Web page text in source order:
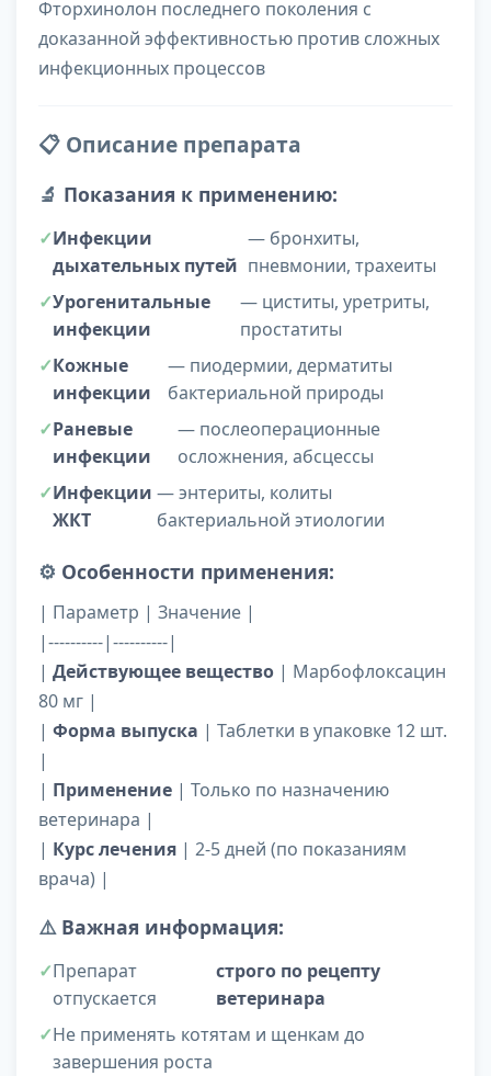
Фторхинолон последнего поколения с
доказанной эффективностью против сложных
инфекционных процессов
📋 Описание препарата
🔬 Показания к применению:
Инфекции
дыхательных путей
— бронхиты,
пневмонии, трахеиты
Урогенитальные
инфекции
— циститы, уретриты,
простатиты
Кожные
инфекции
— пиодермии, дерматиты
бактериальной природы
Раневые
инфекции
— послеоперационные
осложнения, абсцессы
Инфекции
ЖКТ
— энтериты, колиты
бактериальной этиологии
⚙️ Особенности применения:
| Параметр | Значение |
|----------|----------|
| Действующее вещество | Марбофлоксацин
80 мг |
| Форма выпуска | Таблетки в упаковке 12 шт.
|
| Применение | Только по назначению
ветеринара |
| Курс лечения | 2-5 дней (по показаниям
врача) |
⚠️ Важная информация:
Препарат
отпускается
строго по рецепту
ветеринара
Не применять котятам и щенкам до
завершения роста